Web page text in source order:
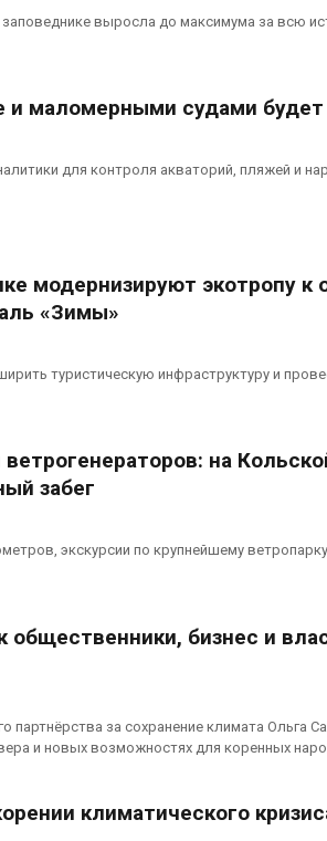
выросла до максимума за всю
и маломерными судами
для контроля акваторий, пляжей и
модернизируют экотропу к
«Зимы»
туристическую инфраструктуру и
на
забег
экскурсии по крупнейшему
общественники, бизнес и
партнёрства за сохранение климата Ольга
и новых возможностях для коренных
климатического
в 20 раз
природными